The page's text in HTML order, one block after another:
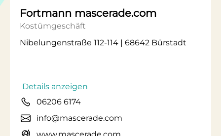
Fortmann mascerade.com
Kostümgeschäft
Nibelungenstraße 112-114 | 68642 Bürstadt
Details anzeigen
06206 6174
info@mascerade.com